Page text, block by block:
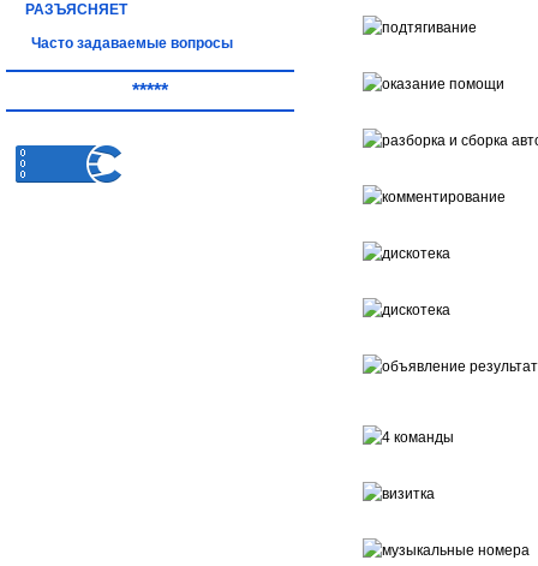
РАЗЪЯСНЯЕТ
Часто задаваемые вопросы
*****